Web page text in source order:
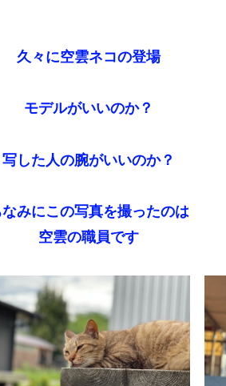
久々に空雲ネコの登場
モデルがいいのか？
写した人の腕がいいのか？
なみにこの写真を撮ったのは
空雲の職員です